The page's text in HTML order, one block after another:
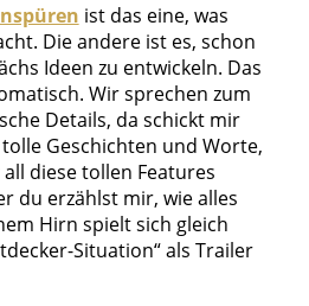
ist das eine, was
Die andere ist es, schon
Ideen zu entwickeln. Das
Wir sprechen zum
Details, da schickt mir
Geschichten und Worte,
diese tollen Features
du erzählst mir, wie alles
Hirn spielt sich gleich
Situation“ als Trailer